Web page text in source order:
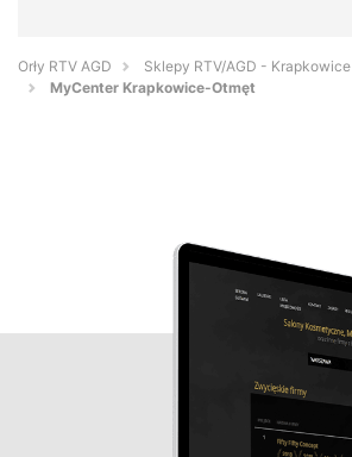
Orły RTV AGD
Sklepy RTV/AGD - Krapkowice
MyCenter Krapkowice-Otmęt